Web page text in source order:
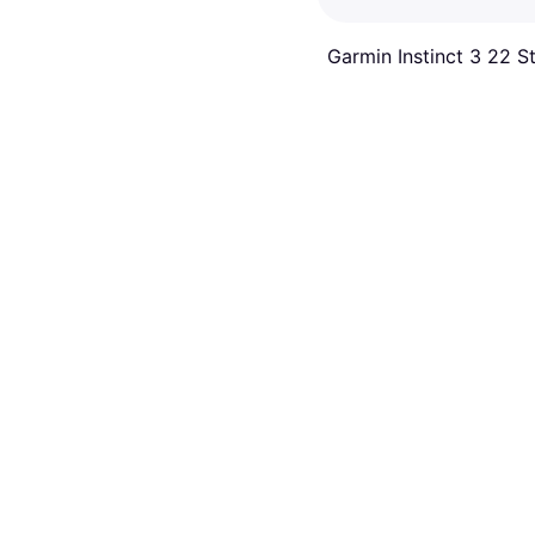
Garmin Instinct 3 22